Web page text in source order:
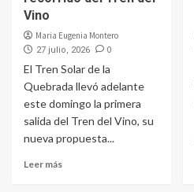
Vino
Maria Eugenia Montero
27 julio, 2026 0
El Tren Solar de la
Quebrada llevó adelante
este domingo la primera
salida del Tren del Vino, su
nueva propuesta...
Leer más